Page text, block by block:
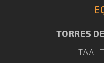
TORRES
TAA |